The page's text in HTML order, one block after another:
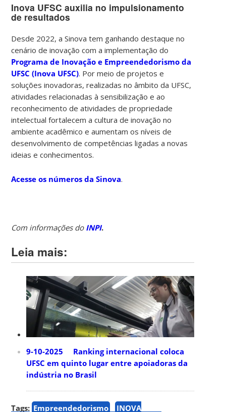
Inova UFSC auxilia no impulsionamento
de resultados
Desde 2022, a Sinova tem ganhando destaque no
cenário de inovação com a implementação do
Programa de Inovação e Empreendedorismo da
UFSC (Inova UFSC). Por meio de projetos e
soluções inovadoras, realizadas no âmbito da UFSC,
atividades relacionadas à sensibilização e ao
reconhecimento de atividades de propriedade
intelectual fortalecem a cultura de inovação no
ambiente acadêmico e aumentam os níveis de
desenvolvimento de competências ligadas a novas
ideias e conhecimentos.
Acesse os números da Sinova.
Com informações do INPI.
Leia mais:
9-10-2025 Ranking internacional coloca
UFSC em quinto lugar entre apoiadoras da
indústria no Brasil
Tags: Empreendedorismo INOVA